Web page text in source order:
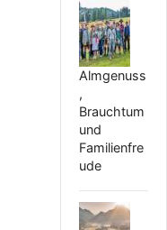
Almgenuss
,
Brauchtum
und
Familienfre
ude